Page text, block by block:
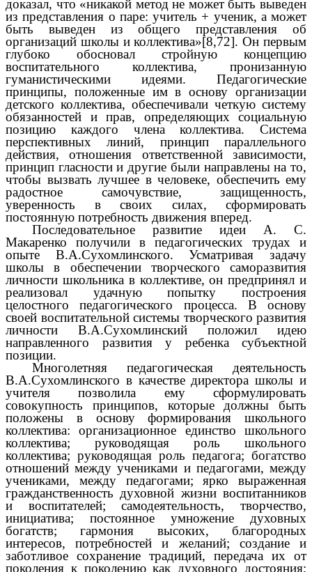
доказал, что «никакой метод не может быть выведен
из представления о паре: учитель + ученик, а может
быть выведен из общего представления об
организаций школы и коллектива»[8,72]. Он первым
глубоко обосновал стройную концепцию
воспитательного коллектива, пронизанную
гуманистическими идеями. Педагогические
принципы, положенные им в основу организации
детского коллектива, обеспечивали четкую систему
обязанностей и прав, определяющих социальную
позицию каждого члена коллектива. Система
перспективных линий, принцип параллельного
действия, отношения ответственной зависимости,
принцип гласности и другие были направлены на то,
чтобы вызвать лучшее в человеке, обеспечить ему
радостное самочувствие, защищенность,
уверенность в своих силах, сформировать
постоянную потребность движения вперед.
Последовательное развитие идеи А. С.
Макаренко получили в педагогических трудах и
опыте В.А.Сухомлинского. Усматривая задачу
школы в обеспечении творческого саморазвития
личности школьника в коллективе, он предпринял и
реализовал удачную попытку построения
целостного педагогического процесса. В основу
своей воспитательной системы творческого развития
личности В.А.Сухомлинский положил идею
направленного развития у ребенка субъектной
позиции.
Многолетняя педагогическая деятельность
В.А.Сухомлинского в качестве директора школы и
учителя позволила ему сформулировать
совокупность принципов, которые должны быть
положены в основу формирования школьного
коллектива: организационное единство школьного
коллектива; руководящая роль школьного
коллектива; руководящая роль педагога; богатство
отношений между учениками и педагогами, между
учениками, между педагогами; ярко выраженная
гражданственность духовной жизни воспитанников
и воспитателей; самодеятельность, творчество,
инициатива; постоянное умножение духовных
богатств; гармония высоких, благородных
интересов, потребностей и желаний; создание и
заботливое сохранение традиций, передача их от
поколения к поколению как духовного достояния;